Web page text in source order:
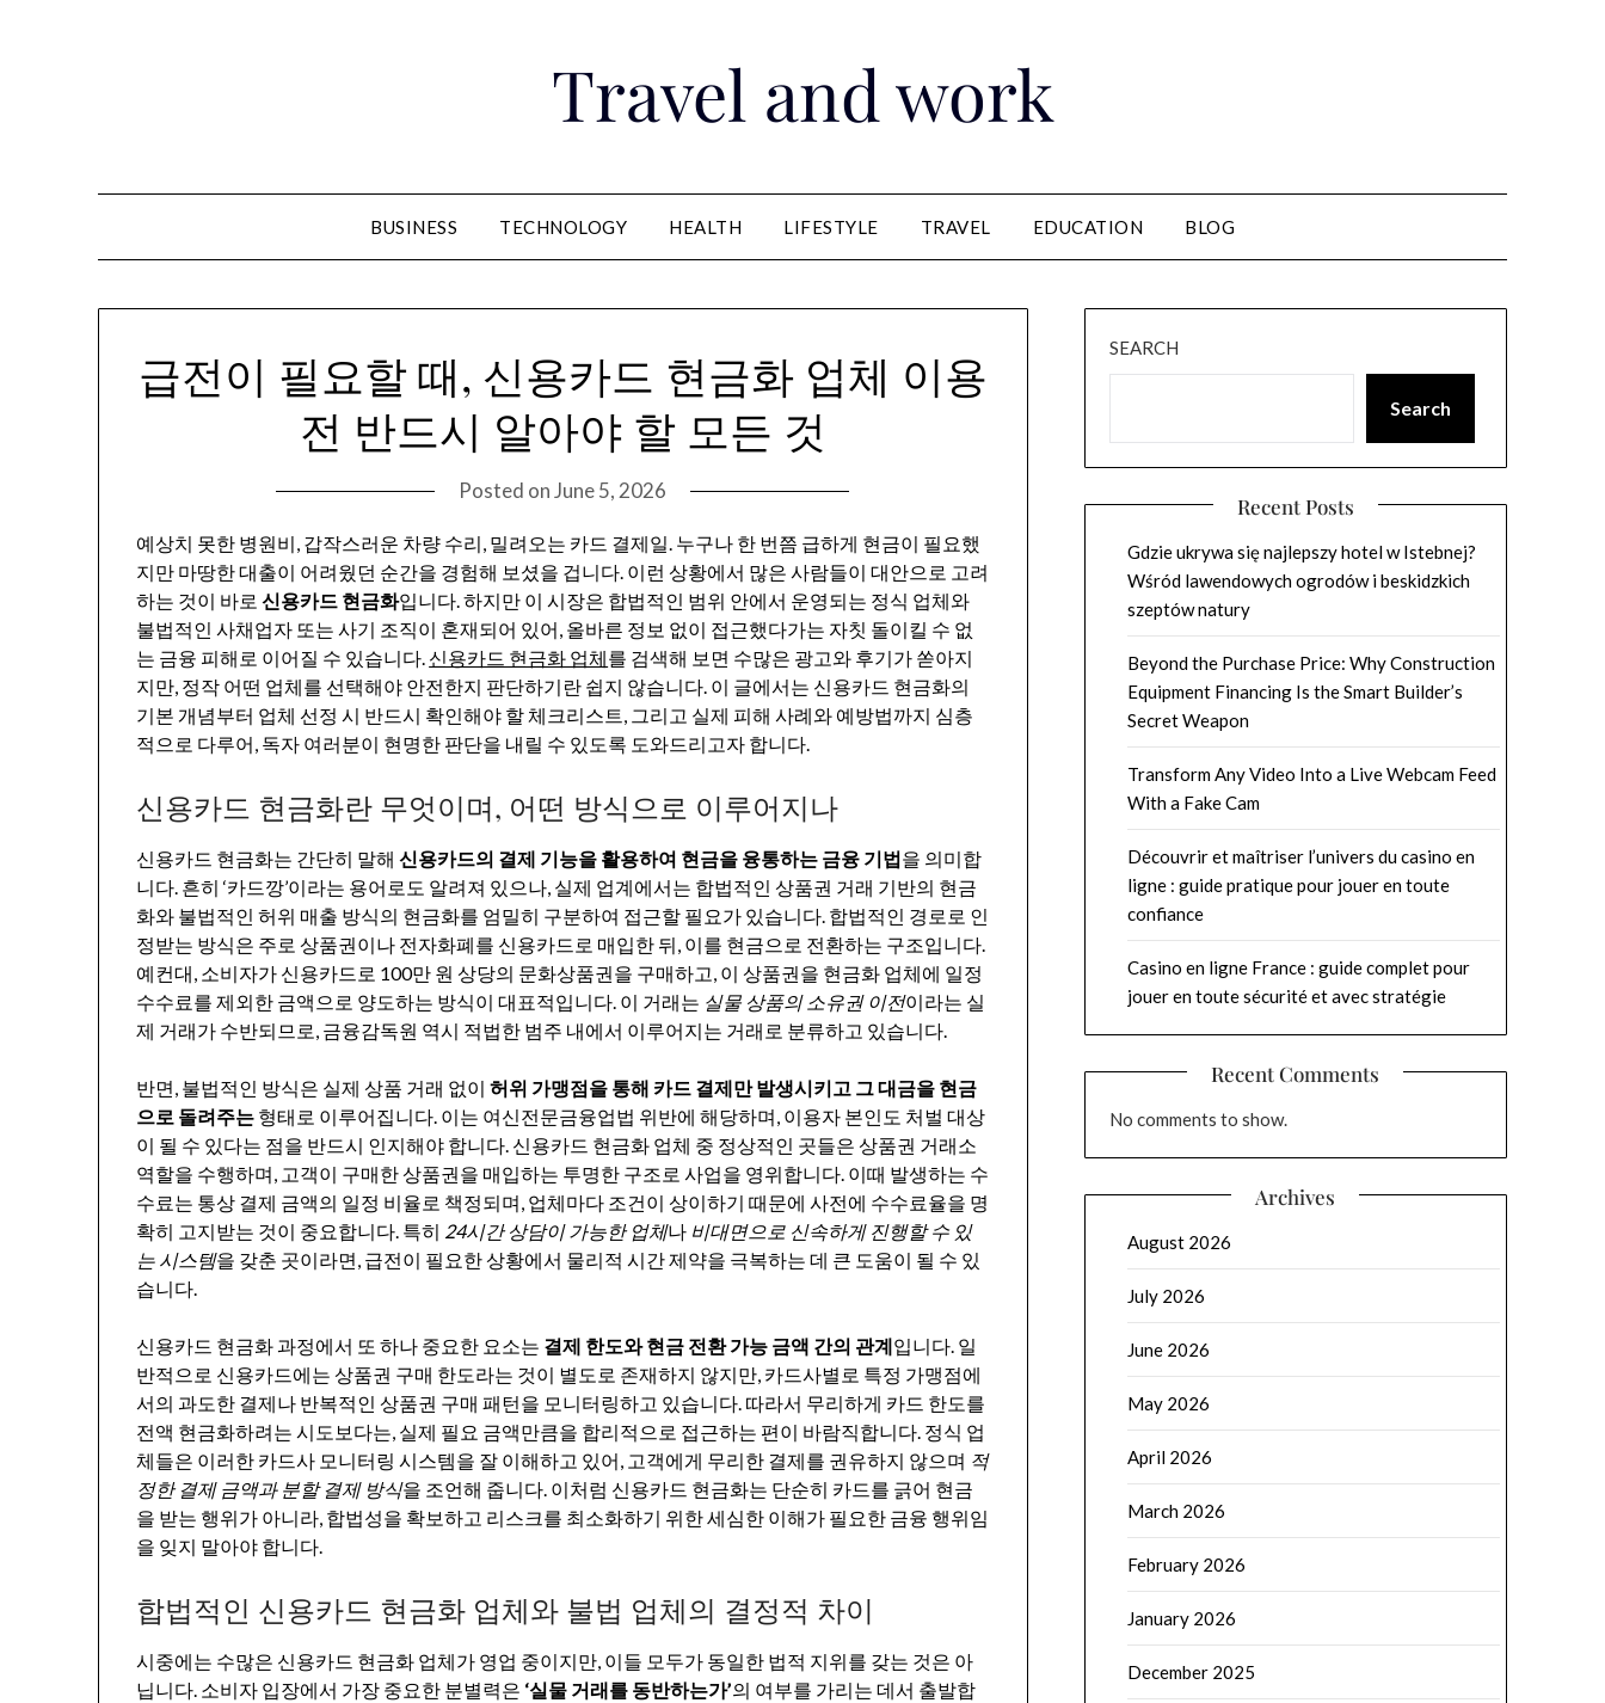
Travel and work
BUSINESS TECHNOLOGY HEALTH LIFESTYLE TRAVEL EDUCATION BLOG
급전이 필요할 때, 신용카드 현금화 업체 이용
전 반드시 알아야 할 모든 것
Posted onJune 5, 2026
예상치 못한 병원비, 갑작스러운 차량 수리, 밀려오는 카드 결제일. 누구나 한 번쯤 급하게 현금이 필요했
지만 마땅한 대출이 어려웠던 순간을 경험해 보셨을 겁니다. 이런 상황에서 많은 사람들이 대안으로 고려
하는 것이 바로신용카드 현금화입니다. 하지만 이 시장은 합법적인 범위 안에서 운영되는 정식 업체와
불법적인 사채업자 또는 사기 조직이 혼재되어 있어, 올바른 정보 없이 접근했다가는 자칫 돌이킬 수 없
는 금융 피해로 이어질 수 있습니다. 신용카드 현금화 업체를 검색해 보면 수많은 광고와 후기가 쏟아지
지만, 정작 어떤 업체를 선택해야 안전한지 판단하기란 쉽지 않습니다. 이 글에서는 신용카드 현금화의
기본 개념부터 업체 선정 시 반드시 확인해야 할 체크리스트, 그리고 실제 피해 사례와 예방법까지 심층
적으로 다루어, 독자 여러분이 현명한 판단을 내릴 수 있도록 도와드리고자 합니다.
신용카드 현금화란 무엇이며, 어떤 방식으로 이루어지나
신용카드 현금화는 간단히 말해신용카드의 결제 기능을 활용하여 현금을 융통하는 금융 기법을 의미합
니다. 흔히 ‘카드깡’이라는 용어로도 알려져 있으나, 실제 업계에서는 합법적인 상품권 거래 기반의 현금
화와 불법적인 허위 매출 방식의 현금화를 엄밀히 구분하여 접근할 필요가 있습니다. 합법적인 경로로 인
정받는 방식은 주로 상품권이나 전자화폐를 신용카드로 매입한 뒤, 이를 현금으로 전환하는 구조입니다.
예컨대, 소비자가 신용카드로 100만 원 상당의 문화상품권을 구매하고, 이 상품권을 현금화 업체에 일정
수수료를 제외한 금액으로 양도하는 방식이 대표적입니다. 이 거래는 실물 상품의 소유권 이전이라는 실
제 거래가 수반되므로, 금융감독원 역시 적법한 범주 내에서 이루어지는 거래로 분류하고 있습니다.
반면, 불법적인 방식은 실제 상품 거래 없이허위 가맹점을 통해 카드 결제만 발생시키고 그 대금을 현금
으로 돌려주는 형태로 이루어집니다. 이는 여신전문금융업법 위반에 해당하며, 이용자 본인도 처벌 대상
이 될 수 있다는 점을 반드시 인지해야 합니다. 신용카드 현금화 업체 중 정상적인 곳들은 상품권 거래소
역할을 수행하며, 고객이 구매한 상품권을 매입하는 투명한 구조로 사업을 영위합니다. 이때 발생하는 수
수료는 통상 결제 금액의 일정 비율로 책정되며, 업체마다 조건이 상이하기 때문에 사전에 수수료율을 명
확히 고지받는 것이 중요합니다. 특히 24시간 상담이 가능한 업체나 비대면으로 신속하게 진행할 수 있
는 시스템을 갖춘 곳이라면, 급전이 필요한 상황에서 물리적 시간 제약을 극복하는 데 큰 도움이 될 수 있
습니다.
신용카드 현금화 과정에서 또 하나 중요한 요소는 결제 한도와 현금 전환 가능 금액 간의 관계입니다. 일
반적으로 신용카드에는 상품권 구매 한도라는 것이 별도로 존재하지 않지만, 카드사별로 특정 가맹점에
서의 과도한 결제나 반복적인 상품권 구매 패턴을 모니터링하고 있습니다. 따라서 무리하게 카드 한도를
전액 현금화하려는 시도보다는, 실제 필요 금액만큼을 합리적으로 접근하는 편이 바람직합니다. 정식 업
체들은 이러한 카드사 모니터링 시스템을 잘 이해하고 있어, 고객에게 무리한 결제를 권유하지 않으며 적
정한 결제 금액과 분할 결제 방식을 조언해 줍니다. 이처럼 신용카드 현금화는 단순히 카드를 긁어 현금
을 받는 행위가 아니라, 합법성을 확보하고 리스크를 최소화하기 위한 세심한 이해가 필요한 금융 행위임
을 잊지 말아야 합니다.
합법적인 신용카드 현금화 업체와 불법 업체의 결정적 차이
시중에는 수많은 신용카드 현금화 업체가 영업 중이지만, 이들 모두가 동일한 법적 지위를 갖는 것은 아
닙니다. 소비자 입장에서 가장 중요한 분별력은 ‘실물 거래를 동반하는가’의 여부를 가리는 데서 출발합
SEARCH
Search
Recent Posts
Gdzie ukrywa się najlepszy hotel w Istebnej?
Wśród lawendowych ogrodów i beskidzkich
szeptów natury
Beyond the Purchase Price: Why Construction
Equipment Financing Is the Smart Builder’s
Secret Weapon
Transform Any Video Into a Live Webcam Feed
With a Fake Cam
Découvrir et maîtriser l’univers du casino en
ligne : guide pratique pour jouer en toute
confiance
Casino en ligne France : guide complet pour
jouer en toute sécurité et avec stratégie
Recent Comments
No comments to show.
Archives
August 2026
July 2026
June 2026
May 2026
April 2026
March 2026
February 2026
January 2026
December 2025